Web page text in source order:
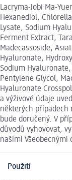
Lacryma-Jobi Ma-
Hexanediol,
Lysate, Sodium
Ferment Extract,
Madecassoside,
Hyaluronate,
Sodium
Pentylene Glycol,
Hyaluronate
a výživové údaje
některých případech
bude doručený. V
důvodů vyhovovat,
našimi Všeobecnými
Použití